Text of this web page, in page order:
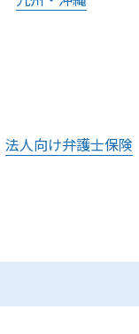
法人向け弁護士保険